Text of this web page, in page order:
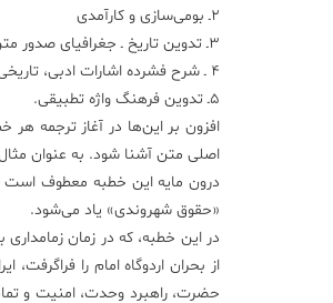
۲ـ بومی‌سازی و کارآمدی
۳ـ تدوین تاریخ ـ جغرافیای صدور متن
۴ ـ شرح فشرده اشارات ادبی، تاریخی و…
۵ـ تدوین فرهنگ واژه تطبیقی.
افزون بر این‌ها در آغاز ترجمه هر
اصلی متن آشنا شود. به عنوان مثال اشاره می‌کنم به خطبه ۲۱۶ (برابر
درون مایه این خطبه معطوف است
«حقوق شهروندی» یاد می‌شود.
در این خطبه، که در زمان
از بحران اردوگاه امام را
حضرت، راهبرد وحدت، امنیت و